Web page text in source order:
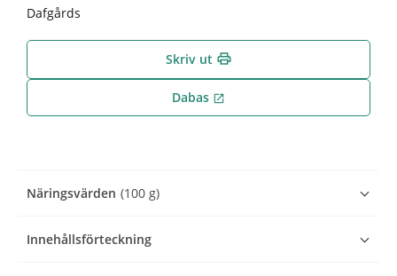
Dafgårds
Skriv ut print
Dabas open_in_new
Näringsvärden (100 g)
Innehållsförteckning